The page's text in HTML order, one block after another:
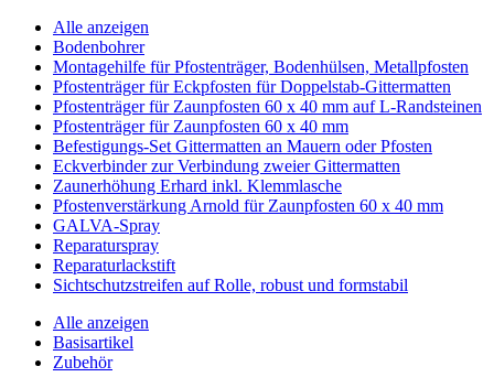
Alle anzeigen
Bodenbohrer
Montagehilfe für Pfostenträger, Bodenhülsen, Metallpfosten
Pfostenträger für Eckpfosten für Doppelstab-Gittermatten
Pfostenträger für Zaunpfosten 60 x 40 mm auf L-Randsteinen
Pfostenträger für Zaunpfosten 60 x 40 mm
Befestigungs-Set Gittermatten an Mauern oder Pfosten
Eckverbinder zur Verbindung zweier Gittermatten
Zaunerhöhung Erhard inkl. Klemmlasche
Pfostenverstärkung Arnold für Zaunpfosten 60 x 40 mm
GALVA-Spray
Reparaturspray
Reparaturlackstift
Sichtschutzstreifen auf Rolle, robust und formstabil
Alle anzeigen
Basisartikel
Zubehör